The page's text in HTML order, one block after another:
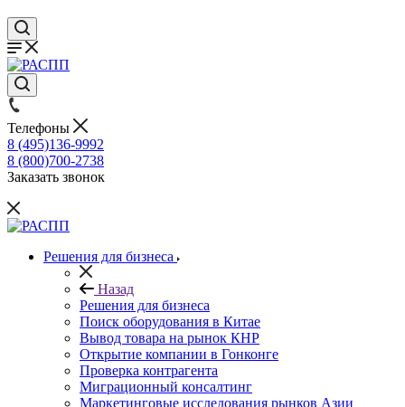
Телефоны
8 (495)136-9992
8 (800)700-2738
Заказать звонок
Решения для бизнеса
Назад
Решения для бизнеса
Поиск оборудования в Китае
Вывод товара на рынок КНР
Открытие компании в Гонконге
Проверка контрагента
Миграционный консалтинг
Маркетинговые исследования рынков Азии